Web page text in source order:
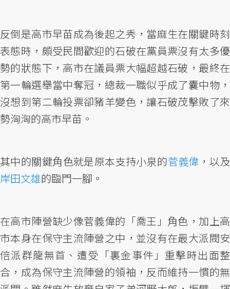
反倒是高市早苗成為後起之秀，當麻生在關鍵時刻
表態時，頗受民間歡迎的石破在黨員票沒有太多優
勢的狀態下，高市在議員票大幅超越石破，最終在
第一輪選舉當中奪冠，總裁一職似乎成了囊中物，
沒想到第二輪投票卻豬羊變色，讓石破茂擊敗了來
勢洶洶的高市早苗。
其中的關鍵角色就是原本支持小泉的菅義偉，以及
岸田文雄的臨門一腳。
在高市陣營缺少像菅義偉的「喬王」角色，加上高
市本身在保守主流陣營之中，並沒有在最大派閥安
倍派群龍無首、遭受「裏金事件」重擊時出面整
合，成為保守主流陣營的領袖，反而維持一慣的無